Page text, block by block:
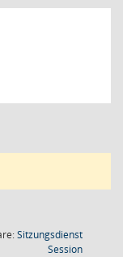
Sitzungsdienst
Session(Wird in